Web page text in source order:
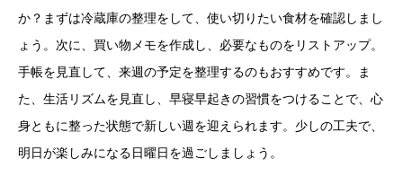
か？まずは冷蔵庫の整理をして、使い切りたい食材を確認しまし
ょう。次に、買い物メモを作成し、必要なものをリストアップ。
手帳を見直して、来週の予定を整理するのもおすすめです。ま
た、生活リズムを見直し、早寝早起きの習慣をつけることで、心
身ともに整った状態で新しい週を迎えられます。少しの工夫で、
明日が楽しみになる日曜日を過ごしましょう。